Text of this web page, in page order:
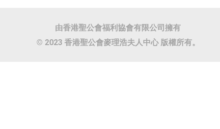
由香港聖公會福利協會有限公司擁有
© 2023 香港聖公會麥理浩夫人中心 版權所有。